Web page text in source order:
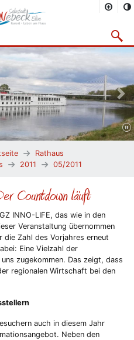
Rathaus
2011 05/2011
Countdown läuft
INNO-LIFE, das wie in den
Veranstaltung übernommen
die Zahl des Vorjahres erneut
Eine Vielzahl der
zugekommen. Das zeigt, dass
regionalen Wirtschaft bei den
auch in diesem Jahr
Neben den